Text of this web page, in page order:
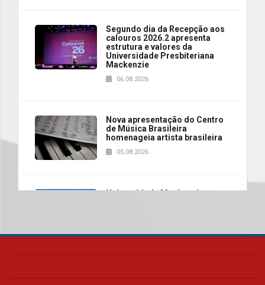
Segundo dia da Recepção aos
calouros 2026.2 apresenta
estrutura e valores da
Universidade Presbiteriana
Mackenzie
06.08.2026
Nova apresentação do Centro
de Música Brasileira
homenageia artista brasileira
05.08.2026
Universidade Mackenzie
das novas tecnologias em